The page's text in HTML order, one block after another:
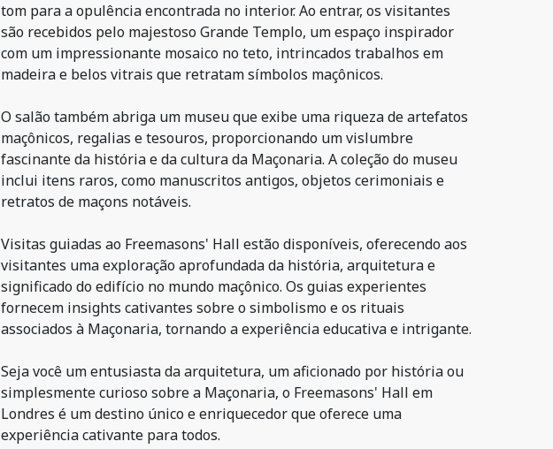
tom para a opulência encontrada no interior. Ao entrar, os visitantes
são recebidos pelo majestoso Grande Templo, um espaço inspirador
com um impressionante mosaico no teto, intrincados trabalhos em
madeira e belos vitrais que retratam símbolos maçônicos.
O salão também abriga um museu que exibe uma riqueza de artefatos
maçônicos, regalias e tesouros, proporcionando um vislumbre
fascinante da história e da cultura da Maçonaria. A coleção do museu
inclui itens raros, como manuscritos antigos, objetos cerimoniais e
retratos de maçons notáveis.
Visitas guiadas ao Freemasons' Hall estão disponíveis, oferecendo aos
visitantes uma exploração aprofundada da história, arquitetura e
significado do edifício no mundo maçônico. Os guias experientes
fornecem insights cativantes sobre o simbolismo e os rituais
associados à Maçonaria, tornando a experiência educativa e intrigante.
Seja você um entusiasta da arquitetura, um aficionado por história ou
simplesmente curioso sobre a Maçonaria, o Freemasons' Hall em
Londres é um destino único e enriquecedor que oferece uma
experiência cativante para todos.